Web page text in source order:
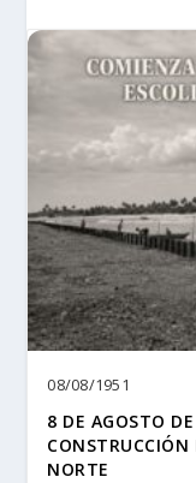
08/08/1951
8 DE AGOSTO
CONSTRUCCIÓN
NORTE